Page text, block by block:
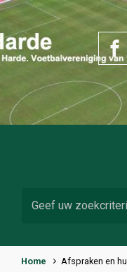
Spring naar de
Home Afspraken en